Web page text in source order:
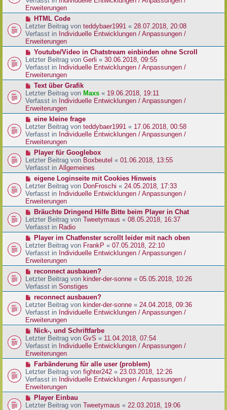
i
t
a
g
e
r
B
e
i
t
a
g
Erweiterungen
N
e
u
e
r
B
e
i
t
a
g
HTML Code
Letzter Beitrag von teddybaer1991 « 28.07.2018, 20:08
Verfasst in Individuelle Entwicklungen / Anpassungen /
Erweiterungen
N
e
u
e
r
B
e
i
t
a
g
Youtube/Video in Chatstream einbinden ohne Scroll
Letzter Beitrag von Gerli « 30.06.2018, 09:55
Verfasst in Individuelle Entwicklungen / Anpassungen /
Erweiterungen
N
e
u
e
r
B
e
i
t
a
g
Text über Grafik
Letzter Beitrag von Maxs « 19.06.2018, 19:11
Verfasst in Individuelle Entwicklungen / Anpassungen /
Erweiterungen
N
e
u
e
r
B
e
i
r
a
g
eine kleine frage
Letzter Beitrag von teddybaer1991 « 17.06.2018, 00:58
Verfasst in Individuelle Entwicklungen / Anpassungen /
Erweiterungen
N
e
u
e
r
B
e
i
r
a
g
Player für Googlebox
Letzter Beitrag von Boxbeutel « 01.06.2018, 13:55
Verfasst in Allgemeines
N
e
u
e
r
B
e
i
r
a
g
eigene Loginseite mit Cookies Hinweis
Letzter Beitrag von DonFroschi « 24.05.2018, 17:33
Verfasst in Individuelle Entwicklungen / Anpassungen /
Erweiterungen
N
e
u
e
r
B
e
i
r
a
g
Bräuchte Dringend Hilfe Bitte beim Player in Chat
Letzter Beitrag von Tweetymaus « 08.05.2018, 16:37
Verfasst in Radio
N
e
u
e
r
B
e
i
r
a
g
Player im Chatfenster scrollt leider mit nach oben
Letzter Beitrag von FrankP « 07.05.2018, 22:10
Verfasst in Individuelle Entwicklungen / Anpassungen /
Erweiterungen
N
e
u
e
r
B
e
i
r
a
g
reconnect ausbauen?
Letzter Beitrag von kinder-der-sonne « 05.05.2018, 10:26
Verfasst in Sonstiges
N
e
u
e
r
B
e
i
t
a
g
reconnect ausbauen?
Letzter Beitrag von kinder-der-sonne « 24.04.2018, 09:36
Verfasst in Individuelle Entwicklungen / Anpassungen /
Erweiterungen
N
e
u
e
r
B
e
i
t
a
Nick-, und Schriftfarbe
Letzter Beitrag von GvS « 11.04.2018, 07:54
Verfasst in Individuelle Entwicklungen / Anpassungen /
Erweiterungen
N
e
u
e
r
B
Farbänderung für alle user (problem)
Letzter Beitrag von fighter242 « 23.03.2018, 12:26
Verfasst in Individuelle Entwicklungen / Anpassungen /
Erweiterungen
N
e
Player Einbau
Letzter Beitrag von Tweetymaus « 22.03.2018, 19:06